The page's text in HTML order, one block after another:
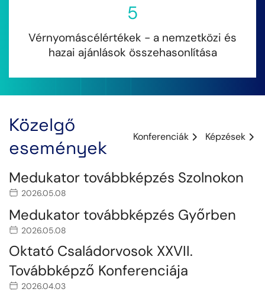
5
Vérnyomáscélértékek - a nemzetközi és
hazai ajánlások összehasonlítása
Közelgő
események
Konferenciák Képzések
Medukator továbbképzés Szolnokon
2026.05.08
Medukator továbbképzés Győrben
2026.05.08
Oktató Családorvosok XXVII.
Továbbképző Konferenciája
2026.04.03